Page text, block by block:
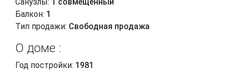
Балкон: 1
Тип продажи: Свободная продажа
О доме :
Год постройки: 1981